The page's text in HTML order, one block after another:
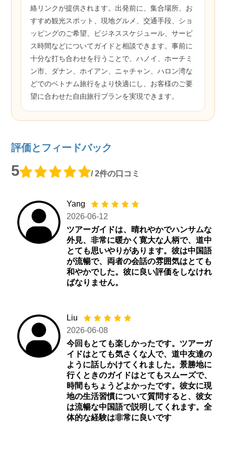
絡リンクが提供されます。出発前に、集合場所、お
すすめ観光スポット、現地グルメ、交通手段、ショ
ッピングのご希望、ビジネススケジュール、サービ
ス時間などについてガイドと相談できます。事前に
十分な打ち合わせを行うことで、ハノイ、ホーチミ
ン市、ダナン、ホイアン、ニャチャン、ハロン湾な
どでのベトナム旅行をより快適にし、お客様のご要
望に合わせた自由旅行プランを実現できます。
評価とフィードバック
5 / 2件の口コミ
Yang
2026-06-12
ツアーガイドは、晴れやかでハンサムな
外見、非常に暖かく寛大な人柄で、道中
とても思いやりがあります。彼は中国語
が流暢で、両者の会話の雰囲気はとても
和やかでした。彼に良い評価をしなけれ
ばなりません。
Liu
2026-06-08
今回もとても楽しかったです。ツアーガ
イドはとても気さくな人で、道中友達の
ように話しかけてくれました。景勝地に
行くときのガイドはとてもスムーズで、
時間もちょうどよかったです。彼女に現
地の生活習慣について質問すると、彼女
は流暢な中国語で説明してくれます。全
体的な経験は非常に良いです